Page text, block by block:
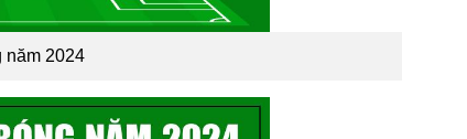
năm 2024